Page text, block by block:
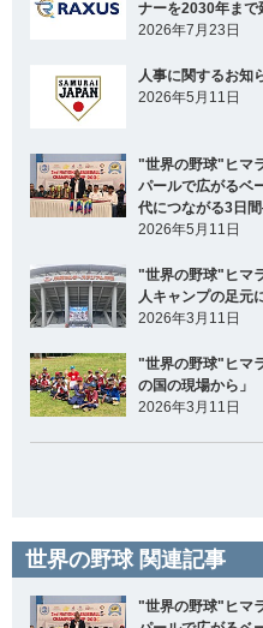
ナーを2030年まで
2026年7月23日
人事に関するお知
2026年5月11日
"世界の野球"ヒマ
パールで広がるベ
代につながる3日
2026年5月11日
"世界の野球"ヒマ
人キャンプの足元
2026年3月11日
"世界の野球"ヒマ
の国の現場から」
2026年3月11日
世界の野球 関連記事
"世界の野球"ヒマ